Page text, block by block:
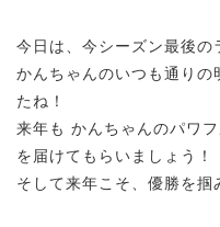
今日は、今シーズン最後の
かんちゃんのいつも通りの
たね！
来年も かんちゃんのパワ
を届けてもらいましょう！
そして来年こそ、優勝を掴